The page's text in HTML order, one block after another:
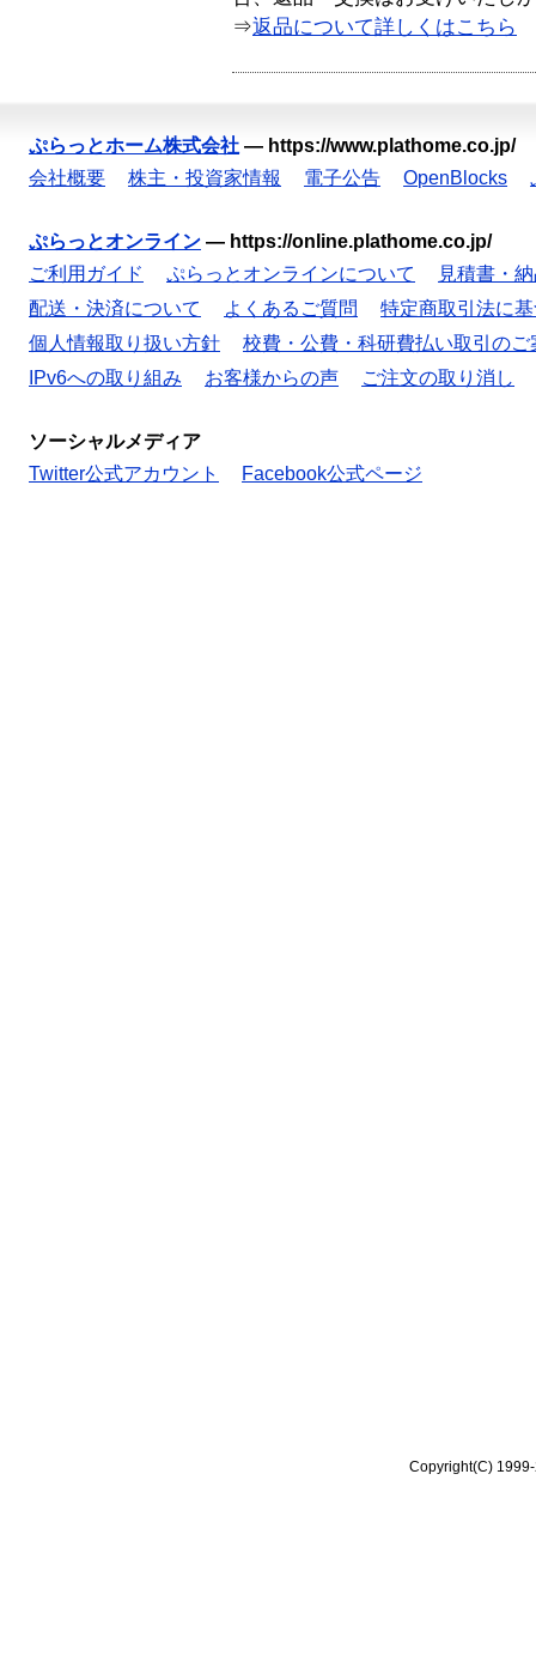
⇒返品について詳しくはこちら
ぷらっとホーム株式会社 — https://www.plathome.co.jp/
会社概要
株主・投資家情報 電子公告 OpenBlocks
ぷらっとオンライン — https://online.plathome.co.jp/
ご利用ガイド
ぷらっとオンラインについて
見積書・
配送・決済について
よくあるご質問
特定商取引法に
個人情報取り扱い方針
校費・公費・科研費払い取引のご
IPv6への取り組み
お客様からの声 ご注文の取り消し
ソーシャルメディア
Twitter公式アカウント
Facebook公式ページ
Copyright(C)